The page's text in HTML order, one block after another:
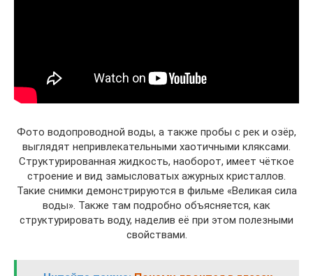
Фото водопроводной воды, а также пробы с рек и озёр,
выглядят непривлекательными хаотичными кляксами.
Структурированная жидкость, наоборот, имеет чёткое
строение и вид замысловатых ажурных кристаллов.
Такие снимки демонстрируются в фильме «Великая сила
воды». Также там подробно объясняется, как
структурировать воду, наделив её при этом полезными
свойствами.